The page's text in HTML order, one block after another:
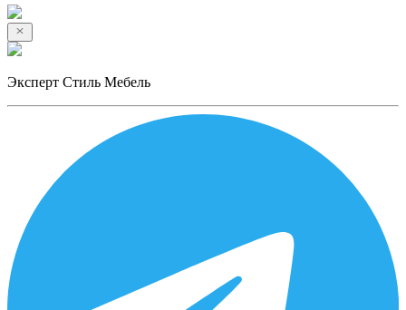
Эксперт Стиль Мебель